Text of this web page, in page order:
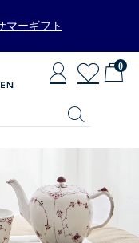
マーギフト
0